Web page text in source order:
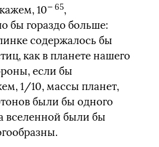
10— 65,
бы гораздо больше:
содержалось бы
как в планете нашего
если бы
1/10, массы планет,
были бы одного
вселенной были бы